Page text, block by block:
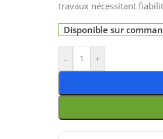
travaux nécessitant
Disponible sur
- +